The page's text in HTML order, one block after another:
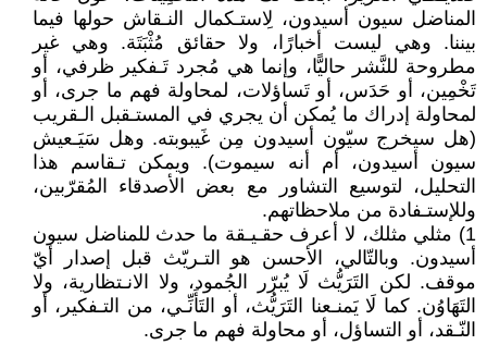
المناضل سيون أسيدون، لِاستـكمال النـقاش حولها فيما
بيننا. وهي ليست أخبارًا، ولا حقائق مُثْبَتَة. وهي غير
مطروحة للنَّشر حاليًّا، وإنما هي مُجرد تَـفكير ظرفي، أو
تَخْمِين، أو حَدَس، أو تَساؤلات، لمحاولة فهم ما جرى، أو
لمحاولة إدراك ما يُمكن أن يجري في المستـقبل الـقريب
(هل سيخرج سيّون أسيدون مِن غَيبوبته. وهل سَيَـعيش
سيون أسيدون، أم أنه سيموت). ويمكن تـقاسم هذا
التحليل، لتوسيع التشاور مع بعض الأصدقاء المُقرّبين،
وللإستـفادة من ملاحظاتهم.
1) مثلي مثلك، لا أعرف حقـيـقة ما حدث للمناضل سيون
أسيدون. وبالتّالي، الأحسن هو التـريّث قبل إصدار أيّ
موقف. لكن التَرَيُّث لَا يُبرّر الجُمود، ولا الانـتظارية، ولا
التَهَاوُن. كما لَا يَمنـعنا التَرَيُّث، أو التَأَنِّـي، من التـفكير، أو
النّـقد، أو التساؤل، أو محاولة فهم ما جرى.